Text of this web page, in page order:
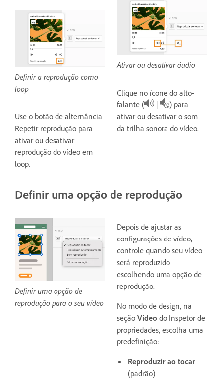
Definir a reprodução como
loop
Use o botão de alternância
Repetir reprodução para
ativar ou desativar
reprodução do vídeo em
loop.
Ativar ou desativar áudio
Clique no ícone do alto-
falante (
|
) para
ativar ou desativar o som
da trilha sonora do vídeo.
Definir uma opção de reprodução
Definir uma opção de
reprodução para o seu vídeo
Depois de ajustar as
configurações de vídeo,
controle quando seu vídeo
será reproduzido
escolhendo uma opção de
reprodução.
No modo de design, na
seção Vídeo do Inspetor de
propriedades, escolha uma
predefinição:
Reproduzir ao tocar
(padrão)